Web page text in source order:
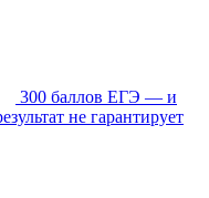
300 баллов ЕГЭ — и
не гарантирует